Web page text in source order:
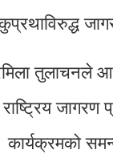
तुलाचनले
जागरण